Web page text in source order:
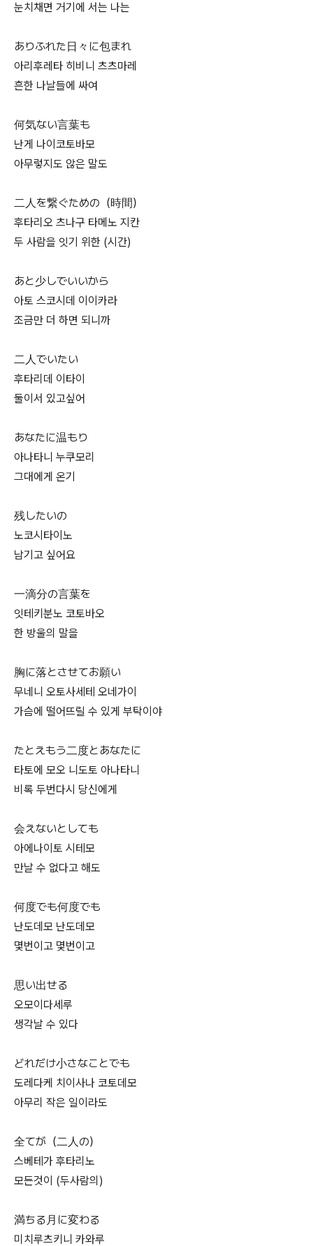
눈치채면 거기에 서는 나는
ありふれた日々に包まれ
아리후레타 히비니 츠츠마레
흔한 나날들에 싸여
何気ない言葉も
난게 나이코토바모
아무렇지도 않은 말도
二人を繋ぐための（時間）
후타리오 츠나구 타메노 지칸
두 사람을 잇기 위한 (시간)
あと少しでいいから
아토 스코시데 이이카라
조금만 더 하면 되니까
二人でいたい
후타리데 이타이
둘이서 있고싶어
あなたに温もり
아나타니 누쿠모리
그대에게 온기
残したいの
노코시타이노
남기고 싶어요
一滴分の言葉を
잇테키분노 코토바오
한 방울의 말을
胸に落とさせてお願い
무네니 오토사세테 오네가이
가슴에 떨어뜨릴 수 있게 부탁이야
たとえもう二度とあなたに
타토에 모오 니도토 아나타니
비록 두번다시 당신에게
会えないとしても
아에나이토 시테모
만날 수 없다고 해도
何度でも何度でも
난도데모 난도데모
몇번이고 몇번이고
思い出せる
오모이다세루
생각날 수 있다
どれだけ小さなことでも
도레다케 치이사나 코토데모
아무리 작은 일이라도
全てが（二人の）
스베테가 후타리노
모든것이 (두사람의)
満ちる月に変わる
미치루츠키니 카와루